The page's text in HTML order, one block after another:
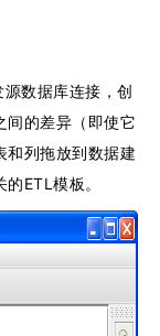
数据库连接，创
间的差异（即使它
和列拖放到数据建
关的ETL模板。